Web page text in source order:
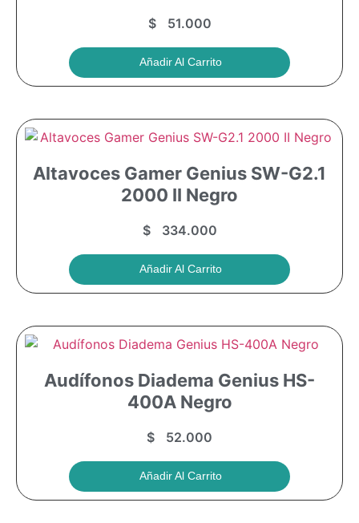
$51.000
Añadir Al Carrito
Altavoces Gamer Genius SW-G2.1
2000 II Negro
$334.000
Añadir Al Carrito
Audífonos Diadema Genius HS-
400A Negro
$ 52.000
Añadir Al Carrito